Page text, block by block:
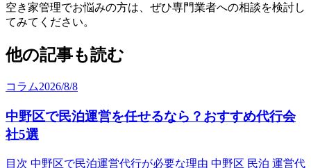
空き家管理でお悩みの方は、ぜひ専門業者への相談を検討し
てみてください。
他の記事も読む
コラム2026/8/8
中野区で民泊運営を任せるなら？おすすめ代行会
社5選
目次 中野区で民泊運営代行が必要な理由 中野区 民泊 運営代